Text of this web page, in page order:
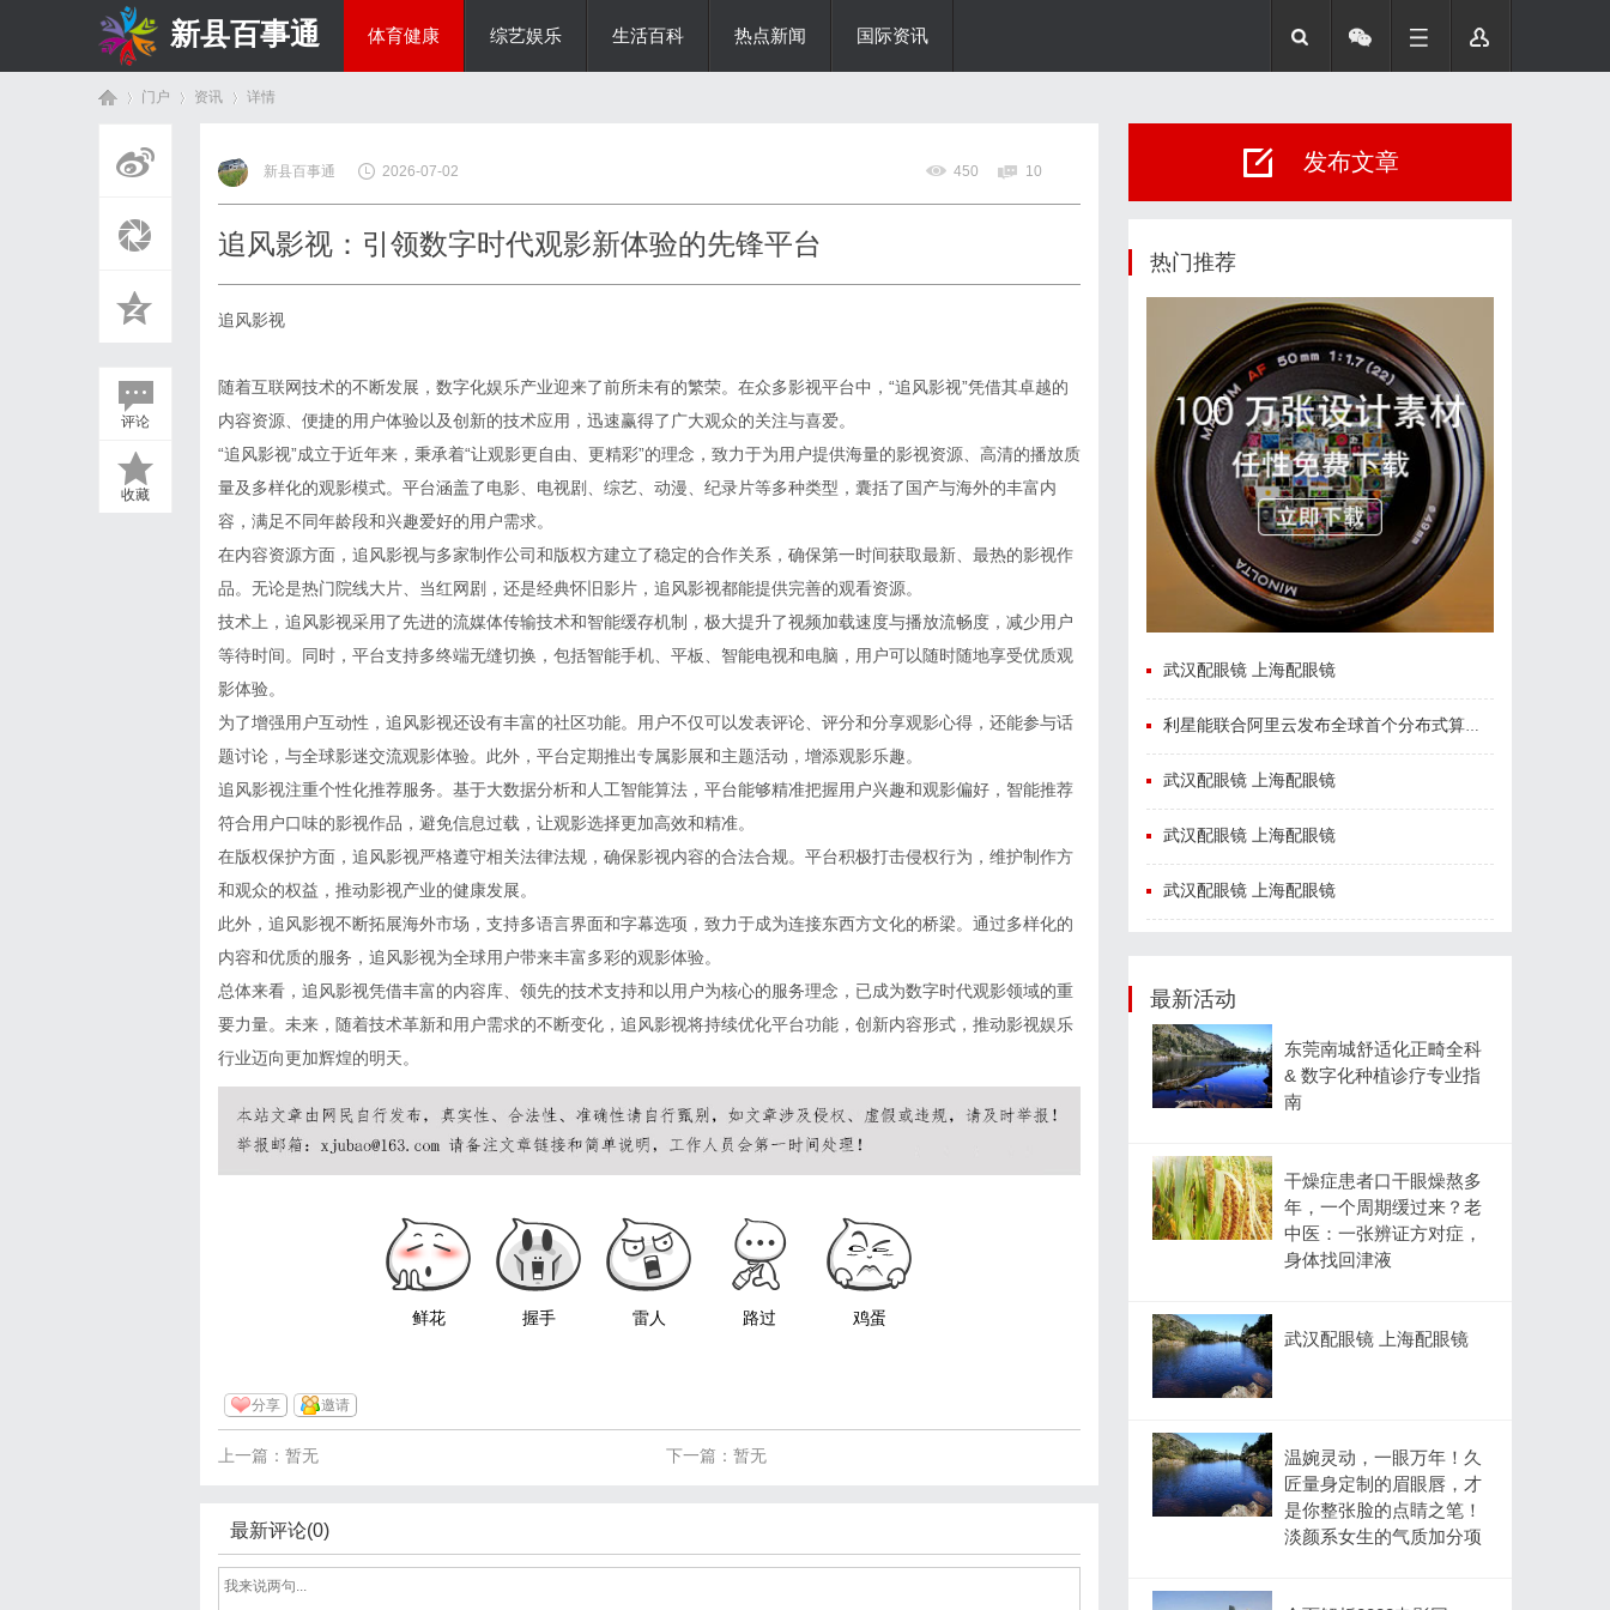
新县百事通 体育健康 综艺娱乐 生活百科 热点新闻 国际资讯
门户 资讯
›
详情
评论
收藏
新县百事通 2026-07-02 450 10
追风影视：引领数字时代观影新体验的先锋平台
追风影视
随着互联网技术的不断发展，数字化娱乐产业迎来了前所未有的繁荣。在众多影视平台中，“追风影视”凭借其卓越的
内容资源、便捷的用户体验以及创新的技术应用，迅速赢得了广大观众的关注与喜爱。
“追风影视”成立于近年来，秉承着“让观影更自由、更精彩”的理念，致力于为用户提供海量的影视资源、高清的播放质
量及多样化的观影模式。平台涵盖了电影、电视剧、综艺、动漫、纪录片等多种类型，囊括了国产与海外的丰富内
容，满足不同年龄段和兴趣爱好的用户需求。
在内容资源方面，追风影视与多家制作公司和版权方建立了稳定的合作关系，确保第一时间获取最新、最热的影视作
品。无论是热门院线大片、当红网剧，还是经典怀旧影片，追风影视都能提供完善的观看资源。
技术上，追风影视采用了先进的流媒体传输技术和智能缓存机制，极大提升了视频加载速度与播放流畅度，减少用户
等待时间。同时，平台支持多终端无缝切换，包括智能手机、平板、智能电视和电脑，用户可以随时随地享受优质观
影体验。
为了增强用户互动性，追风影视还设有丰富的社区功能。用户不仅可以发表评论、评分和分享观影心得，还能参与话
题讨论，与全球影迷交流观影体验。此外，平台定期推出专属影展和主题活动，增添观影乐趣。
追风影视注重个性化推荐服务。基于大数据分析和人工智能算法，平台能够精准把握用户兴趣和观影偏好，智能推荐
符合用户口味的影视作品，避免信息过载，让观影选择更加高效和精准。
在版权保护方面，追风影视严格遵守相关法律法规，确保影视内容的合法合规。平台积极打击侵权行为，维护制作方
和观众的权益，推动影视产业的健康发展。
此外，追风影视不断拓展海外市场，支持多语言界面和字幕选项，致力于成为连接东西方文化的桥梁。通过多样化的
内容和优质的服务，追风影视为全球用户带来丰富多彩的观影体验。
总体来看，追风影视凭借丰富的内容库、领先的技术支持和以用户为核心的服务理念，已成为数字时代观影领域的重
要力量。未来，随着技术革新和用户需求的不断变化，追风影视将持续优化平台功能，创新内容形式，推动影视娱乐
行业迈向更加辉煌的明天。
鲜花 握手 雷人 路过 鸡蛋
分享 邀请
下一篇：暂无
上一篇：暂无
最新评论(0)
发布文章
热门推荐
武汉配眼镜 上海配眼镜
利星能联合阿里云发布全球首个分布式算电协同解决方案
武汉配眼镜 上海配眼镜
武汉配眼镜 上海配眼镜
武汉配眼镜 上海配眼镜
最新活动
东莞南城舒适化正畸全科
& 数字化种植诊疗专业指
南
干燥症患者口干眼燥熬多
年，一个周期缓过来？老
中医：一张辨证方对症，
身体找回津液
武汉配眼镜 上海配眼镜
温婉灵动，一眼万年！久
匠量身定制的眉眼唇，才
是你整张脸的点睛之笔！
淡颜系女生的气质加分项